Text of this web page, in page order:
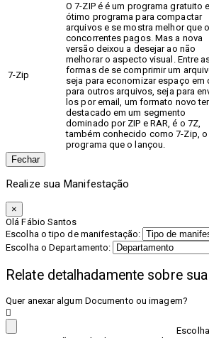
7-Zip
O 7-ZIP é é um programa gratuito
ótimo programa para compactar
arquivos e se mostra melhor que
concorrentes pagos. Mas a nova
versão deixou a desejar ao não
melhorar o aspecto visual. Entre
formas de se comprimir um
seja para economizar espaço em
para outros arquivos, seja para
los por email, um formato novo
destacado em um segmento
dominado por ZIP e RAR, é o 7Z,
também conhecido como 7-Zip, o
programa que o lançou.
Fechar
Realize sua Manifestação
×
Olá Fábio Santos
Escolha o tipo de manifestação:
Escolha o Departamento:
Relate detalhadamente sobre
Quer anexar algum Documento ou imagem?